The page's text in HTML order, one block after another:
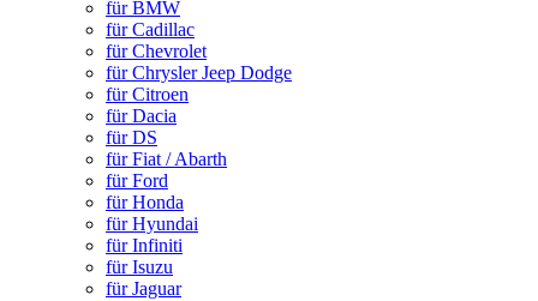
für BMW
für Cadillac
für Chevrolet
für Chrysler Jeep Dodge
für Citroen
für Dacia
für DS
für Fiat / Abarth
für Ford
für Honda
für Hyundai
für Infiniti
für Isuzu
für Jaguar